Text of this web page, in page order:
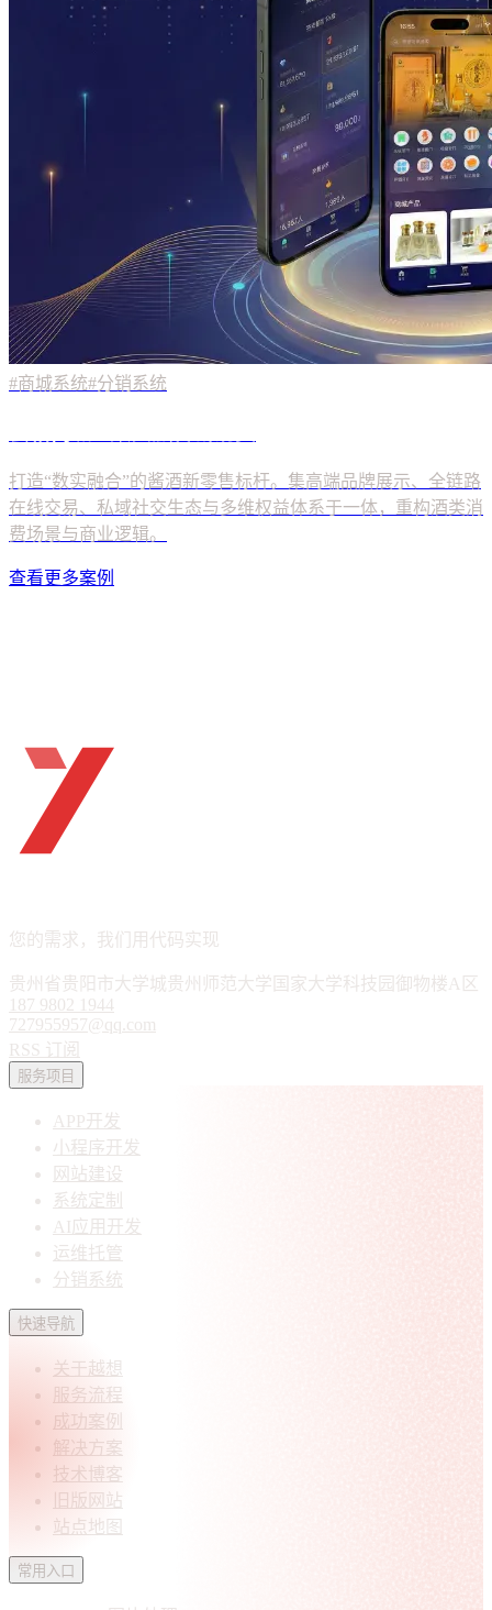
#商城系统#分销系统
查看更多案例
您的需求，我们用代码实现
贵州省贵阳市大学城贵州师范大学国家大学科技园御物楼A区
187 9802 1944
727955957@qq.com
RSS 订阅
服务项目
APP开发
小程序开发
网站建设
系统定制
AI应用开发
运维托管
分销系统
快速导航
关于越想
服务流程
成功案例
解决方案
技术博客
旧版网站
站点地图
常用入口